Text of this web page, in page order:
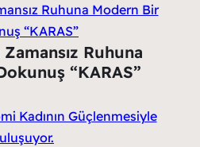
Ruhuna
“KARAS”